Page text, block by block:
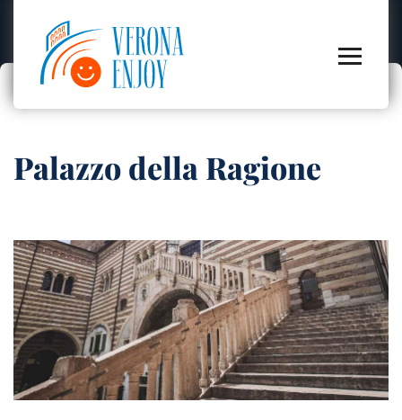
Palazzo della Ragione